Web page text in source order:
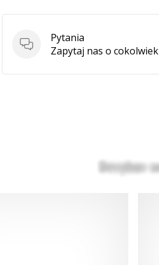
Pytania
Pytania
Zapytaj nas o cokolwiek